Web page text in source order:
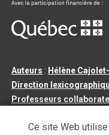
Auteurs : Hélène
Direction
Professeurs
Tous droits réservés©
Ce site Web